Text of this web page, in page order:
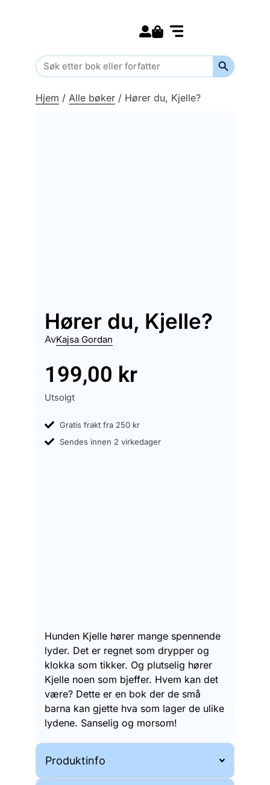
Search
for:
Search
Hjem / Alle bøker / Hører du, Kjelle?
Hører du, Kjelle?
AvKajsa Gordan
199,00 kr
Utsolgt
Gratis frakt fra 250 kr
Sendes innen 2 virkedager
Hunden Kjelle hører mange spennende
lyder. Det er regnet som drypper og
klokka som tikker. Og plutselig hører
Kjelle noen som bjeffer. Hvem kan det
være? Dette er en bok der de små
barna kan gjette hva som lager de ulike
lydene. Sanselig og morsom!
Produktinfo